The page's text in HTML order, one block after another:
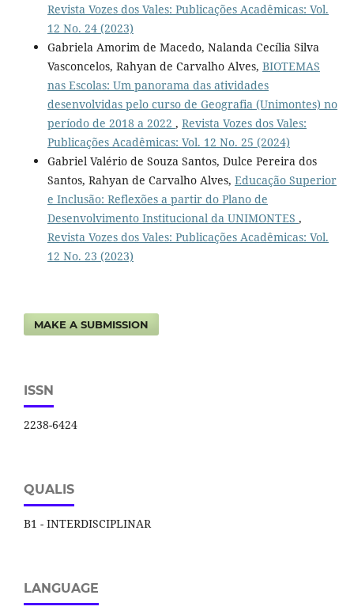
Revista Vozes dos Vales: Publicações Acadêmicas: Vol.
12 No. 24 (2023)
Gabriela Amorim de Macedo, Nalanda Cecília Silva
Vasconcelos, Rahyan de Carvalho Alves, BIOTEMAS
nas Escolas: Um panorama das atividades
desenvolvidas pelo curso de Geografia (Unimontes) no
período de 2018 a 2022 , Revista Vozes dos Vales:
Publicações Acadêmicas: Vol. 12 No. 25 (2024)
Gabriel Valério de Souza Santos, Dulce Pereira dos
Santos, Rahyan de Carvalho Alves, Educação Superior
e Inclusão: Reflexões a partir do Plano de
Desenvolvimento Institucional da UNIMONTES ,
Revista Vozes dos Vales: Publicações Acadêmicas: Vol.
12 No. 23 (2023)
MAKE A SUBMISSION
ISSN
2238-6424
QUALIS
B1 - INTERDISCIPLINAR
LANGUAGE